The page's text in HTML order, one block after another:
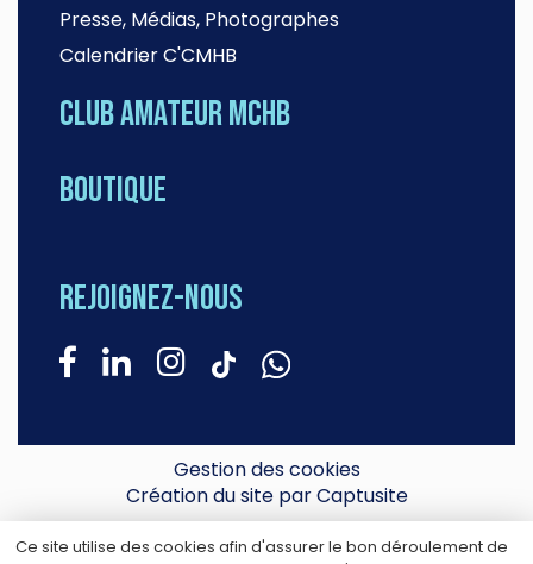
Presse, Médias, Photographes
Calendrier C'CMHB
Club amateur MCHB
Boutique
Rejoignez-nous
Gestion des cookies
Création du site par Captusite
Ce site utilise des cookies afin d'assurer le bon déroulement de